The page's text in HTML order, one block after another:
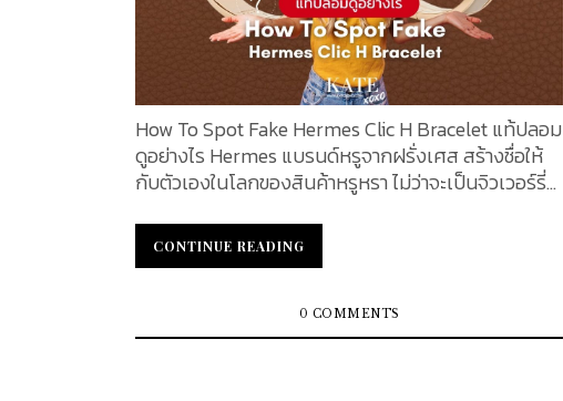
(Georges Vuitton) จากธุรกิจครอบครัวเล็ก ๆ Louis
Vuitton ได้ขยายอาณาจักรอย่างต่อเนื่องผ่านการเปิดตัว
ลายโมโนแกรมอันเป็นเอกลักษณ์ในปี 1896 โดย จอร์จ วิ
ตตอง บุตรชายของหลุยส์ ลายนี้กลายเป็นสัญลักษณ์
ของความหรูหราและป้องกันการลอกเลียนแบบ ปัจจุบัน
Louis Vuitton เป็นส่วนหนึ่งของกลุ่ม LVMH ซึ่งเป็นก
ลุ่มสินค้าหรูที่ใหญ่ที่สุดในโลก โดยยังคงนำเสนอสินค้า
แฟชั่น กระเป๋า รองเท้า และเครื่องประดับที่สะท้อนความ
เป็นเลิศของงานฝีมือและความคิดสร้างสรรค์ พร้อมการ
ร่วมงานกับดีไซเนอร์ระดับโลก เช่น Marc Jacobs และ
How To Spot Fake Hermes Clic H Bracelet แท้ปลอม
ดูอย่างไร Hermes แบรนด์หรูจากฝรั่งเศส สร้างชื่อให้
กับตัวเองในโลกของสินค้าหรูหรา ไม่ว่าจะเป็นจิวเวอร์รี่
เครื่องประดับอันหรูหรา กำไลข้อมือ HERMÈS Clic Clac
เป็นอีกหนึ่งเครื่องประดับชิ้นสำคัญที่ได้รับความนิยม
ด้วยความหรูหราและความคลาสสิก เนื่องจากมีชื่อเสียง
และเป็นที่ต้องการของตลาดสูง จึงทำให้เกิดการปลอม
CONTINUE READING
CONTINUE READING
0 COMMENTS